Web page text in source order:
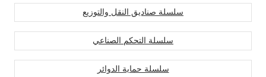
سلسلة صناديق النقل والتوزيع
سلسلة التحكم الصناعي
سلسلة حماية الدوائر